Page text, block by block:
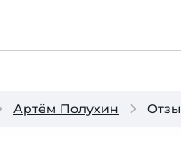
Артём Полухин